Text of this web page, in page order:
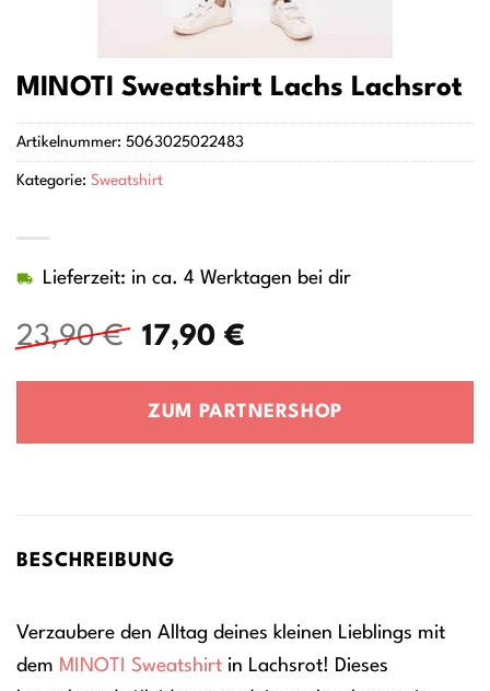
MINOTI Sweatshirt Lachs Lachsrot
23,90€
Ursprünglicher
war:
17,90 €Aktueller
ist:
Lieferzeit: in ca. 4 Werktagen bei dir
ZUM PARTNERSHOP
Artikelnummer: 5063025022483
Kategorie: Sweatshirt
BESCHREIBUNG
Verzaubere den Alltag deines kleinen Lieblings mit
dem MINOTI Sweatshirt in Lachsrot! Dieses